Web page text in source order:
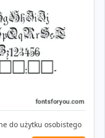
do użytku osobistego